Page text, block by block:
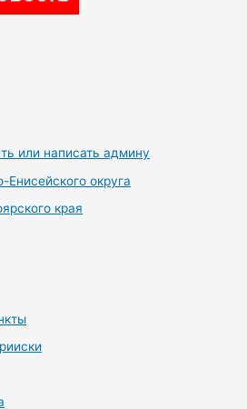
или написать админу
Енисейского округа
края